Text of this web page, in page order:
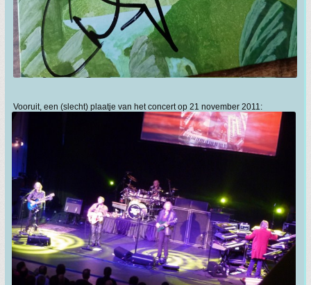
Vooruit, een (slecht) plaatje van het concert op 21 november 2011: